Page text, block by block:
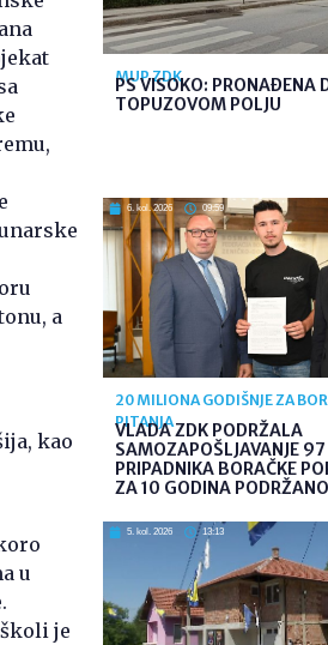
a
kao
u
je
MUP ZDK
PS VISOKO: PRONAĐENA
TOPUZOVOM POLJU
6. kol. 2026 09:59
20 MILIONA GODIŠNJE ZA
PITANJA
VLADA ZDK PODRŽALA
SAMOZAPOŠLJAVANJE 97
PRIPADNIKA BORAČKE
ZA 10 GODINA
5. kol. 2026 13:13